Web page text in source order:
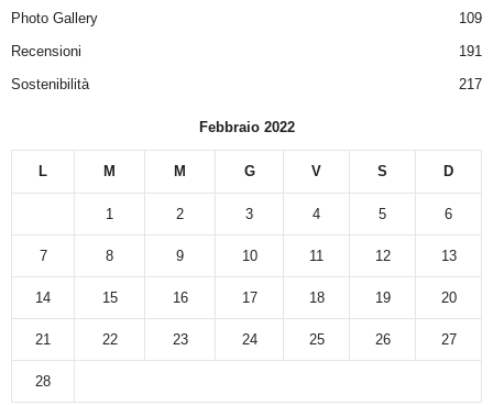
Photo Gallery
109
Recensioni
191
Sostenibilità
217
Febbraio 2022
L M M G V S D
1 2 3 4 5 6
7 8 9 10 11 12 13
14 15 16 17 18 19 20
21 22 23 24 25 26 27
28